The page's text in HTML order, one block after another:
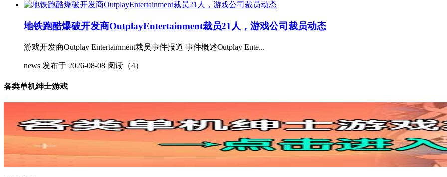
地铁跑酷爆破开发商OutplayEntertainment裁员21人，游戏公司裁员动态
游戏开发商Outplay Entertainment裁员事件报道 事件概述Outplay Ente...
news 发布于 2026-08-08 阅读（4）
各类单机绅士游戏